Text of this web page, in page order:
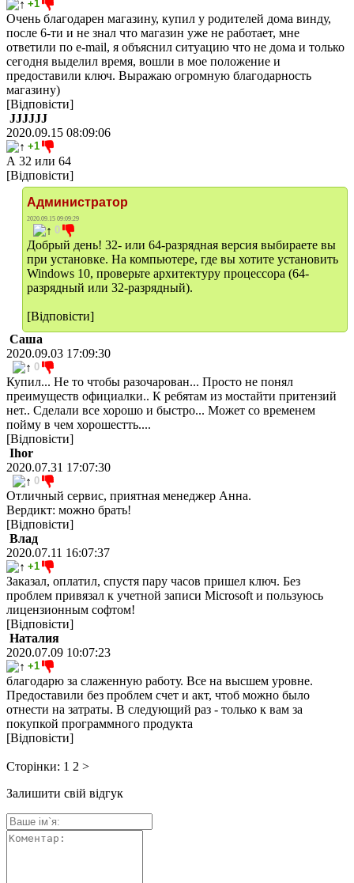
+1
Очень благодарен магазину, купил у родителей дома винду,
после 6-ти и не знал что магазин уже не работает, мне
ответили по e-mail, я объяснил ситуацию что не дома и только
сегодня выделил время, вошли в мое положение и
предоставили ключ. Выражаю огромную благодарность
магазину)
[Відповісти]
JJJJJJ
2020.09.15 08:09:06
+1
А 32 или 64
[Відповісти]
Администратор
2020.09.15 09:09:29
0
Добрый день! 32- или 64-разрядная версия выбираете вы
при установке. На компьютере, где вы хотите установить
Windows 10, проверьте архитектуру процессора (64-
разрядный или 32-разрядный).
[Відповісти]
Саша
2020.09.03 17:09:30
0
Купил... Не то чтобы разочарован... Просто не понял
преимуществ официалки.. К ребятам из мостайти притензий
нет.. Сделали все хорошо и быстро... Может со временем
пойму в чем хорошестть....
[Відповісти]
Ihor
2020.07.31 17:07:30
0
Отличный сервис, приятная менеджер Анна.
Вердикт: можно брать!
[Відповісти]
Влад
2020.07.11 16:07:37
+1
Заказал, оплатил, спустя пару часов пришел ключ. Без
проблем привязал к учетной записи Microsoft и пользуюсь
лицензионным софтом!
[Відповісти]
Наталия
2020.07.09 10:07:23
+1
благодарю за слаженную работу. Все на высшем уровне.
Предоставили без проблем счет и акт, чтоб можно было
отнести на затраты. В следующий раз - только к вам за
покупкой программного продукта
[Відповісти]
Сторінки: 1 2 >
Залишити свій відгук